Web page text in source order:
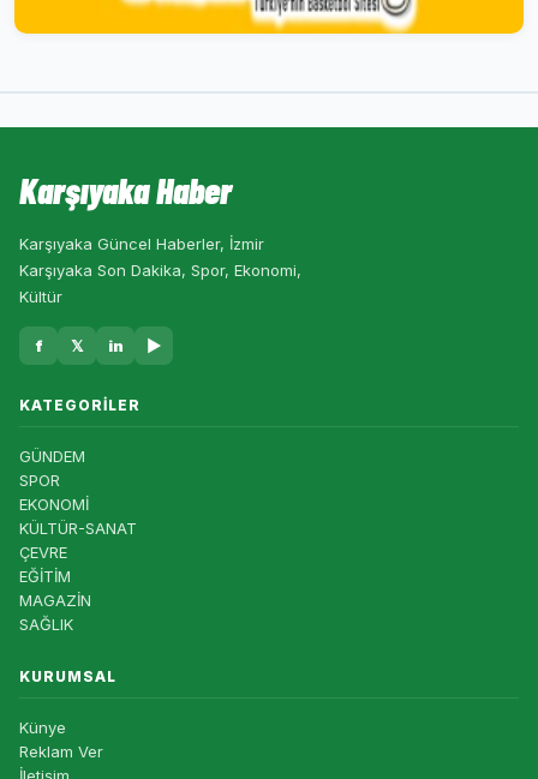
Karşıyaka Haber
Karşıyaka Güncel Haberler, İzmir
Karşıyaka Son Dakika, Spor, Ekonomi,
Kültür
f 𝕏 in ▶
KATEGORILER
GÜNDEM
SPOR
EKONOMİ
KÜLTÜR-SANAT
ÇEVRE
EĞİTİM
MAGAZİN
SAĞLIK
KURUMSAL
Künye
Reklam Ver